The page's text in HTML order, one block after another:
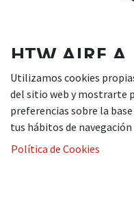
HTW AIRE
026P41WF
Disfruta del máximo
Su diseño portátil y
Su doble función
ideal para un hogar
Utilizamos cookies
del sitio web y mostrarte
preferencias sobre la
tus hábitos de
Política de Cookies